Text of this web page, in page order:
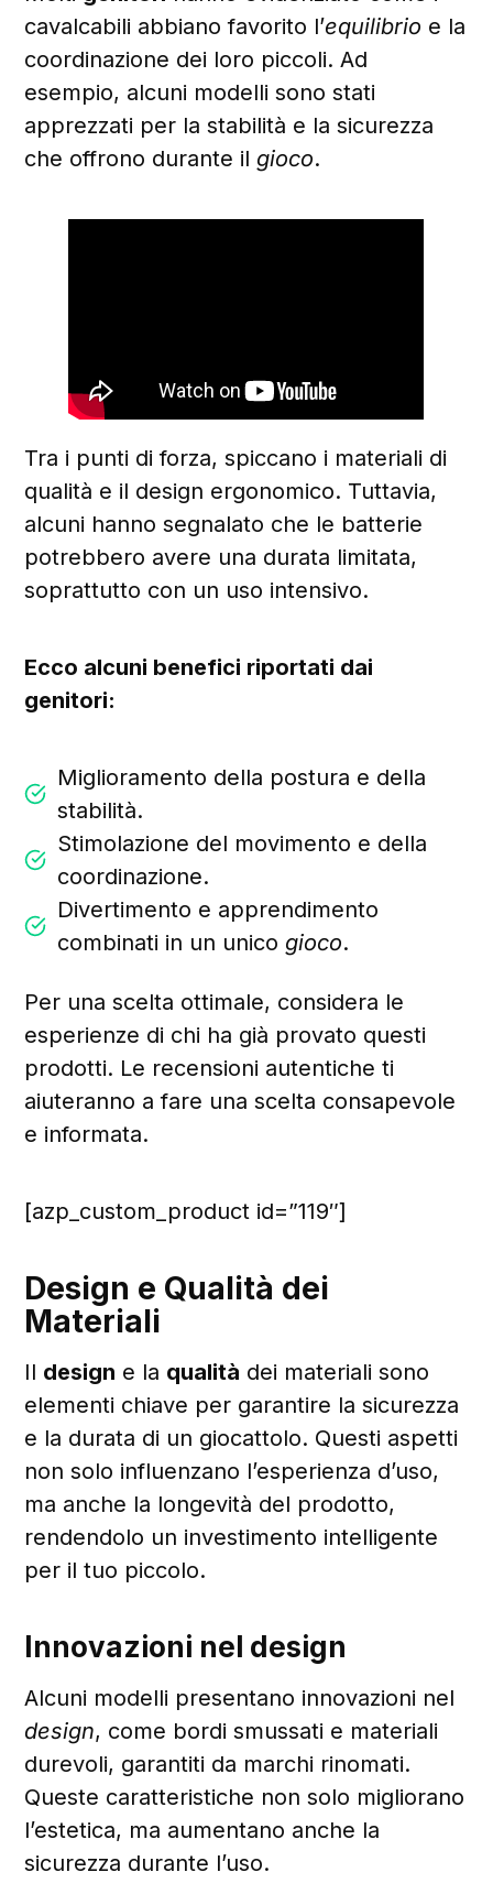
cavalcabili abbiano favorito l’equilibrio e la
coordinazione dei loro piccoli. Ad
esempio, alcuni modelli sono stati
apprezzati per la stabilità e la sicurezza
che offrono durante il gioco.
Tra i punti di forza, spiccano i materiali di
qualità e il design ergonomico. Tuttavia,
alcuni hanno segnalato che le batterie
potrebbero avere una durata limitata,
soprattutto con un uso intensivo.
Ecco alcuni benefici riportati dai
genitori:
Miglioramento della postura e della
stabilità.
Stimolazione del movimento e della
coordinazione.
Divertimento e apprendimento
combinati in un unico gioco.
Per una scelta ottimale, considera le
esperienze di chi ha già provato questi
prodotti. Le recensioni autentiche ti
aiuteranno a fare una scelta consapevole
e informata.
[azp_custom_product id=”119″]
Design e Qualità dei
Materiali
Il design e la qualità dei materiali sono
elementi chiave per garantire la sicurezza
e la durata di un giocattolo. Questi aspetti
non solo influenzano l’esperienza d’uso,
ma anche la longevità del prodotto,
rendendolo un investimento intelligente
per il tuo piccolo.
Innovazioni nel design
Alcuni modelli presentano innovazioni nel
design, come bordi smussati e materiali
durevoli, garantiti da marchi rinomati.
Queste caratteristiche non solo migliorano
l’estetica, ma aumentano anche la
sicurezza durante l’uso.